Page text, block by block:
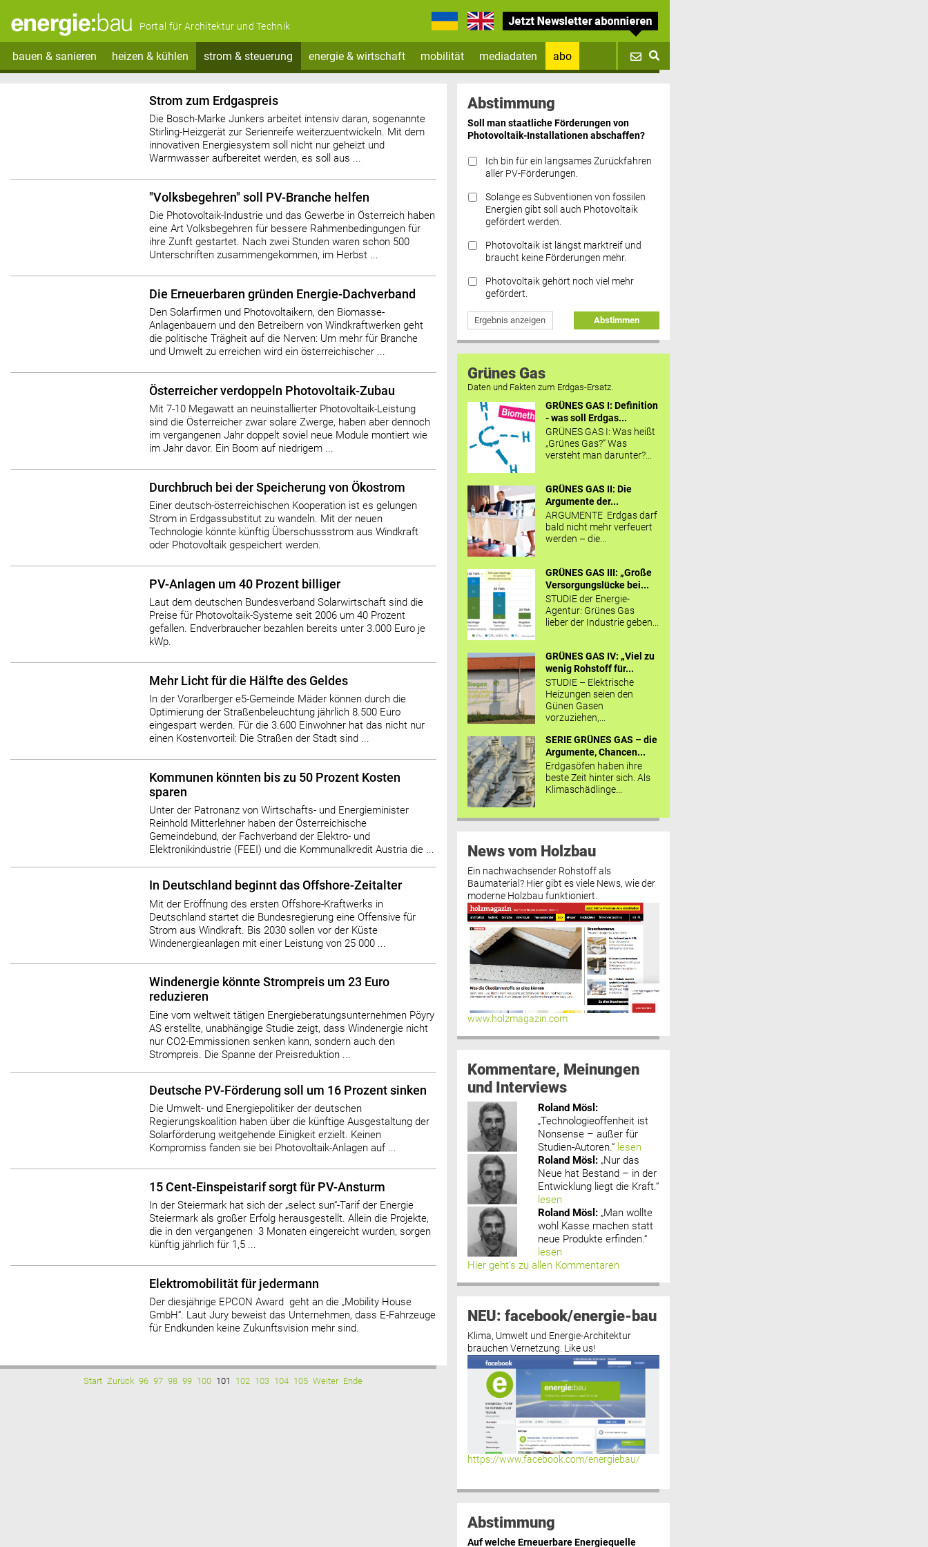
Portal für Architektur und Technik
bauen & sanieren heizen & kühlen strom & steuerung energie & wirtschaft mobilität mediadaten
abo
Datenschutz FAQs
Strom zum Erdgaspreis
Die Bosch-Marke Junkers arbeitet intensiv daran, sogenannte
Stirling-Heizgerät zur Serienreife weiterzuentwickeln. Mit dem
innovativen Energiesystem soll nicht nur geheizt und
Warmwasser aufbereitet werden, es soll aus ...
"Volksbegehren" soll PV-Branche helfen
Die Photovoltaik-Industrie und das Gewerbe in Österreich haben
eine Art Volksbegehren für bessere Rahmenbedingungen für
ihre Zunft gestartet. Nach zwei Stunden waren schon 500
Unterschriften zusammengekommen, im Herbst ...
Die Erneuerbaren gründen Energie-Dachverband
Den Solarfirmen und Photovoltaikern, den Biomasse-
Anlagenbauern und den Betreibern von Windkraftwerken geht
die politische Trägheit auf die Nerven: Um mehr für Branche
und Umwelt zu erreichen wird ein österreichischer ...
Österreicher verdoppeln Photovoltaik-Zubau
Mit 7-10 Megawatt an neuinstallierter Photovoltaik-Leistung
sind die Österreicher zwar solare Zwerge, haben aber dennoch
im vergangenen Jahr doppelt soviel neue Module montiert wie
im Jahr davor. Ein Boom auf niedrigem ...
Durchbruch bei der Speicherung von Ökostrom
Einer deutsch-österreichischen Kooperation ist es gelungen
Strom in Erdgassubstitut zu wandeln. Mit der neuen
Technologie könnte künftig Überschussstrom aus Windkraft
oder Photovoltaik gespeichert werden.
PV-Anlagen um 40 Prozent billiger
Laut dem deutschen Bundesverband Solarwirtschaft sind die
Preise für Photovoltaik-Systeme seit 2006 um 40 Prozent
gefallen. Endverbraucher bezahlen bereits unter 3.000 Euro je
kWp.
Mehr Licht für die Hälfte des Geldes
In der Vorarlberger e5-Gemeinde Mäder können durch die
Optimierung der Straßenbeleuchtung jährlich 8.500 Euro
eingespart werden. Für die 3.600 Einwohner hat das nicht nur
einen Kostenvorteil: Die Straßen der Stadt sind ...
Kommunen könnten bis zu 50 Prozent Kosten
sparen
Unter der Patronanz von Wirtschafts- und Energieminister
Reinhold Mitterlehner haben der Österreichische
Gemeindebund, der Fachverband der Elektro- und
Elektronikindustrie (FEEI) und die Kommunalkredit Austria die ...
In Deutschland beginnt das Offshore-Zeitalter
Mit der Eröffnung des ersten Offshore-Kraftwerks in
Deutschland startet die Bundesregierung eine Offensive für
Strom aus Windkraft. Bis 2030 sollen vor der Küste
Windenergieanlagen mit einer Leistung von 25 000 ...
Windenergie könnte Strompreis um 23 Euro
reduzieren
Eine vom weltweit tätigen Energieberatungsunternehmen Pöyry
AS erstellte, unabhängige Studie zeigt, dass Windenergie nicht
nur CO2-Emmissionen senken kann, sondern auch den
Strompreis. Die Spanne der Preisreduktion ...
Deutsche PV-Förderung soll um 16 Prozent sinken
Die Umwelt- und Energiepolitiker der deutschen
Regierungskoalition haben über die künftige Ausgestaltung der
Solarförderung weitgehende Einigkeit erzielt. Keinen
Kompromiss fanden sie bei Photovoltaik-Anlagen auf ...
15 Cent-Einspeistarif sorgt für PV-Ansturm
In der Steiermark hat sich der „select sun“-Tarif der Energie
Steiermark als großer Erfolg herausgestellt. Allein die Projekte,
die in den vergangenen 3 Monaten eingereicht wurden, sorgen
künftig jährlich für 1,5 ...
Elektromobilität für jedermann
Der diesjährige EPCON Award geht an die „Mobility House
GmbH“. Laut Jury beweist das Unternehmen, dass E-Fahrzeuge
für Endkunden keine Zukunftsvision mehr sind.
Start Zurück 96 97 98 99 100 101 102 103 104 105 Weiter Ende
Abstimmung
Soll man staatliche Förderungen von
Photovoltaik-Installationen abschaffen?
Ich bin für ein langsames Zurückfahren
aller PV-Förderungen.
Solange es Subventionen von fossilen
Energien gibt soll auch Photovoltaik
gefördert werden.
Photovoltaik ist längst marktreif und
braucht keine Förderungen mehr.
Photovoltaik gehört noch viel mehr
gefördert.
Ergebnis anzeigen Abstimmen
Grünes Gas
Daten und Fakten zum Erdgas-Ersatz.
GRÜNES GAS I: Definition
- was soll Erdgas...
GRÜNES GAS I: Was heißt
„Grünes Gas?“ Was
versteht man darunter?...
GRÜNES GAS II: Die
Argumente der...
ARGUMENTE Erdgas darf
bald nicht mehr verfeuert
werden – die...
GRÜNES GAS III: „Große
Versorgungslücke bei...
STUDIE der Energie-
Agentur: Grünes Gas
lieber der Industrie geben...
GRÜNES GAS IV: „Viel zu
wenig Rohstoff für...
STUDIE – Elektrische
Heizungen seien den
Günen Gasen
vorzuziehen,...
SERIE GRÜNES GAS – die
Argumente, Chancen...
Erdgasöfen haben ihre
beste Zeit hinter sich. Als
Klimaschädlinge...
News vom Holzbau
Ein nachwachsender Rohstoff als
Baumaterial? Hier gibt es viele News, wie der
moderne Holzbau funktioniert.
www.holzmagazin.com
Kommentare, Meinungen
und Interviews
Roland Mösl :
„Technologieoffenheit ist
Nonsense – außer für
Studien-Autoren.“ lesen
Roland Mösl : „Nur das
Neue hat Bestand – in der
Entwicklung liegt die Kraft.“
lesen
Roland Mösl : „Man wollte
wohl Kasse machen statt
neue Produkte erfinden.“
lesen
Hier geht’s zu allen Kommentaren
NEU: facebook/energie-bau
Klima, Umwelt und Energie-Architektur
brauchen Vernetzung. Like us!
https://www.facebook.com/energiebau/
Abstimmung
Auf welche Erneuerbare Energiequelle